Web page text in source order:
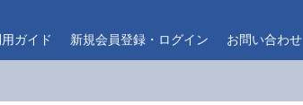
ガイド 新規会員登録・ログイン お問い合わせ